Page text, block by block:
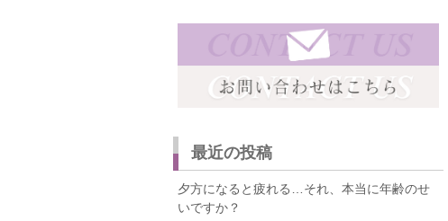
最近の投稿
夕方になると疲れる…それ、本当に年齢のせ
いですか？